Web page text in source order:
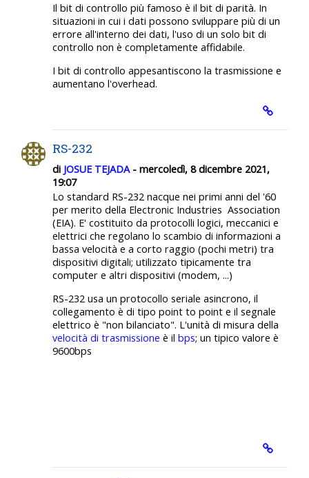
Il bit di controllo più famoso è il bit di parità. In
situazioni in cui i dati possono sviluppare più di un
errore all'interno dei dati, l'uso di un solo bit di
controllo non è completamente affidabile.
I bit di controllo appesantiscono la trasmissione e
aumentano l'overhead.
RS-232
di JOSUE TEJADA- mercoledì, 8 dicembre 2021,
19:07
Lo standard RS-232 nacque nei primi anni del '60
per merito della Electronic Industries Association
(EIA). E' costituito da protocolli logici, meccanici e
elettrici che regolano lo scambio di informazioni a
bassa velocità e a corto raggio (pochi metri) tra
dispositivi digitali; utilizzato tipicamente tra
computer e altri dispositivi (modem, ...)
RS-232 usa un protocollo seriale asincrono, il
collegamento è di tipo point to point e il segnale
elettrico è "non bilanciato". L'unità di misura della
velocità di trasmissione è il bps; un tipico valore è
9600bps